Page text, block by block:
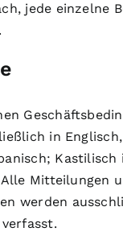
jede einzelne
in
Mitteilungen
werden